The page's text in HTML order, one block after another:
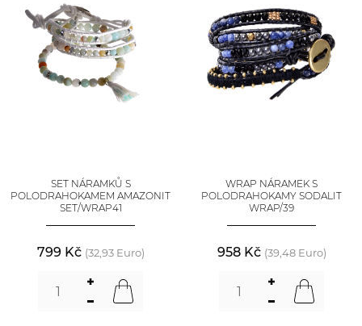
SET NÁRAMKŮ S
POLODRAHOKAMEM AMAZONIT
SET/WRAP41
799 Kč (32,93 Euro)
WRAP NÁRAMEK S
POLODRAHOKAMY SODALIT
WRAP/39
958 Kč (39,48 Euro)